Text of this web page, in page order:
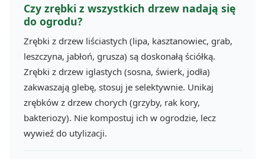
Czy zrębki z wszystkich drzew nadają się
do ogrodu?
Zrębki z drzew liściastych (lipa, kasztanowiec, grab,
leszczyna, jabłoń, grusza) są doskonałą ściółką.
Zrębki z drzew iglastych (sosna, świerk, jodła)
zakwaszają glebę, stosuj je selektywnie. Unikaj
zrębków z drzew chorych (grzyby, rak kory,
bakteriozy). Nie kompostuj ich w ogrodzie, lecz
wywieź do utylizacji.